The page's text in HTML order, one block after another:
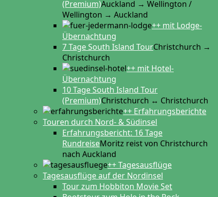
(Premium)Auckland → Wellington /
Wellington → Auckland
++ mit Lodge-
Übernachtung
7 Tage South Island TourChristchurch →
Christchurch
++ mit Hotel-
Übernachtung
10 Tage South Island Tour
(Premium)Christchurch ↔ Christchurch
++ Erfahrungsberichte
Touren durch Nord- & Südinsel
Erfahrungsbericht: 16 Tage
RundreiseMoritz reist von Christchurch
nach Auckland
++ Tagesausflüge
Tagesausflüge auf der Nordinsel
Tour zum Hobbiton Movie Set